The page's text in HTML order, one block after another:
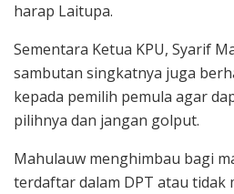
harap Laitupa.
Sementara Ketua KPU, Syarif
sambutan singkatnya juga
kepada pemilih pemula agar
pilihnya dan jangan golput.
Mahulauw menghimbau bagi
terdaftar dalam DPT atau tidak